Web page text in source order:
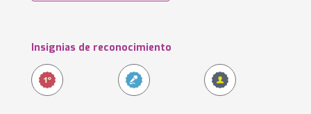
Insignias de reconocimiento